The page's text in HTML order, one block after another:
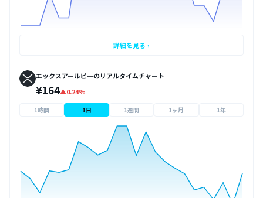
詳細を見る ›
エックスアールピーのリアルタイムチャート
¥164▲0.24%
1時間 1日 1週間 1ヶ月 1年